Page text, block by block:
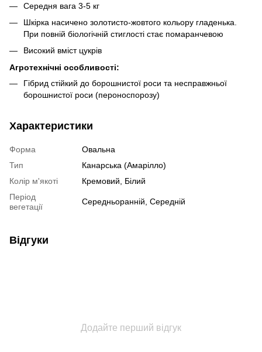
Середня вага 3-5 кг
Шкірка насичено золотисто-жовтого кольору гладенька.
При повній біологічній стиглості стає помаранчевою
Високий вміст цукрів
Агротехнічні особливості:
Гібрид стійкий до борошнистої роси та несправжньої
борошнистої роси (пероноспорозу)
Характеристики
Форма
Овальна
Тип
Канарська (Амарілло)
Колір м'якоті
Кремовий, Білий
Період
вегетації
Середньоранній, Середній
Відгуки
Додайте перший відгук